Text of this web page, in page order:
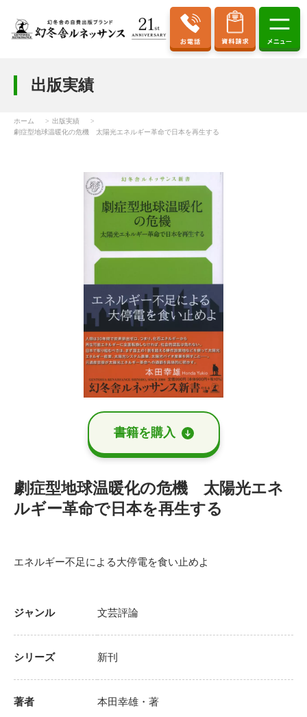
出版実績
ホーム
出版実績
劇症型地球温暖化の危機 太陽光エネルギー革命で日本を再生する
書籍を購⼊
劇症型地球温暖化の危機 太陽光エネ
ルギー革命で日本を再生する
エネルギー不足による大停電を食い止めよ
ジャンル 文芸評論
シリーズ 新刊
著者 本田幸雄 ・著